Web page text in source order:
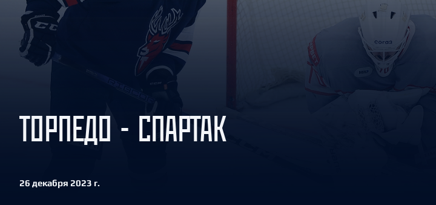
Локомотив
Северсталь
ЦСКА
Шанхайские Драконы
Салават Юлаев
Сибирь
ТОРПЕДО - СПАРТАК
26 декабря 2023 г.